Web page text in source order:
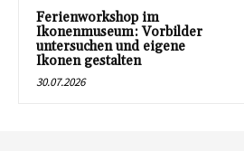
Ferienworkshop im
Ikonenmuseum: Vorbilder
untersuchen und eigene
Ikonen gestalten
30.07.2026